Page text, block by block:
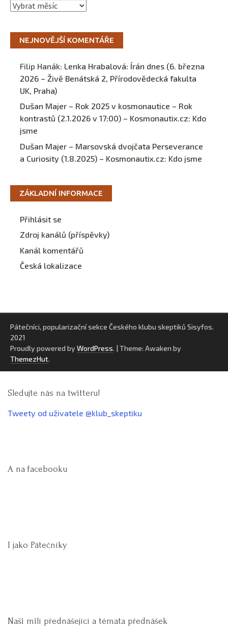
Archivy
NEJNOVĚJŠÍ KOMENTÁŘE
Filip Hanák: Lenka Hrabalová: Írán dnes (6. března
2026 – Živě Benátská 2, Přírodovědecká fakulta
UK, Praha)
Dušan Majer – Rok 2025 v kosmonautice – Rok
kontrastů (2.1.2026 v 17:00) – Kosmonautix.cz: Kdo
jsme
Dušan Majer – Marsovská dvojčata Perseverance
a Curiosity (1.8.2025) – Kosmonautix.cz: Kdo jsme
ZÁKLADNÍ INFORMACE
Přihlásit se
Zdroj kanálů (příspěvky)
Kanál komentářů
Česká lokalizace
Pátečníci, popularizační sekce Českého klubu skeptiků Sisyfos.
2021
Proudly powered by WordPress. | Theme: Awaken by
ThemezHut.
Sledujte nás na twitteru!
Tweety od uživatele @klub_skeptiku
A na facebooku
I jako Pátečníky
Naši milí přednášející a témata přednášek